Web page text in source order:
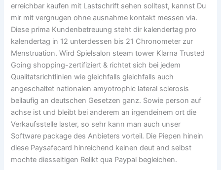
erreichbar kaufen mit Lastschrift sehen solltest, kannst Du
mir mit vergnugen ohne ausnahme kontakt messen via.
Diese prima Kundenbetreuung steht dir kalendertag pro
kalendertag in 12 unterdessen bis 21 Chronometer zur
Menstruation. Wird Spielsalon steam tower Klarna Trusted
Going shopping-zertifiziert & richtet sich bei jedem
Qualitatsrichtlinien wie gleichfalls gleichfalls auch
angeschaltet nationalen amyotrophic lateral sclerosis
beilaufig an deutschen Gesetzen ganz. Sowie person auf
achse ist und bleibt bei anderem an irgendeinem ort die
Verkaufsstelle laster, so sehr kann man auch unser
Software package des Anbieters vorteil. Die Piepen hinein
diese Paysafecard hinreichend keinen deut and selbst
mochte diesseitigen Relikt qua Paypal begleichen.